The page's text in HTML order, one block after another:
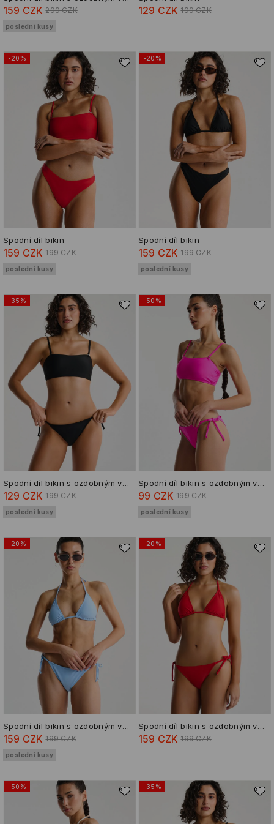
159 CZK 299 CZK
poslední kusy
129 CZK 199 CZK
-20%
Spodní díl bikin
159 CZK 199 CZK
poslední kusy
-20%
Spodní díl bikin
159 CZK 199 CZK
poslední kusy
-35%
Spodní díl bikin s ozdobným vázáním
129 CZK 199 CZK
poslední kusy
-50%
Spodní díl bikin s ozdobným vázáním
99 CZK 199 CZK
poslední kusy
-20%
Spodní díl bikin s ozdobným vázáním
159 CZK 199 CZK
poslední kusy
-20%
Spodní díl bikin s ozdobným vázáním
159 CZK 199 CZK
-50% -35%